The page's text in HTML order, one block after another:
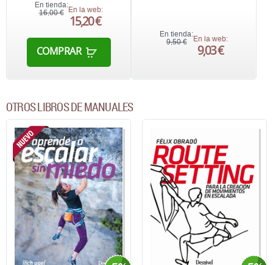
En tienda:
16,00 € En la web:
15,20 €
COMPRAR
En tienda:
9,50 €
En la web:
9,03 €
OTROS LIBROS DE MANUALES